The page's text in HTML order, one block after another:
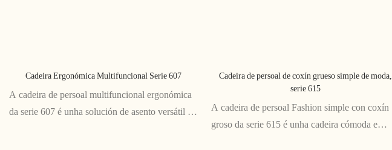
Cadeira Ergonómica Multifuncional Serie 607
A cadeira de persoal multifuncional ergonómica
da serie 607 é unha solución de asento versátil e
Cadeira de persoal de coxín grueso simple de moda,
serie 615
A cadeira de persoal Fashion simple con coxín
groso da serie 615 é unha cadeira cómoda e